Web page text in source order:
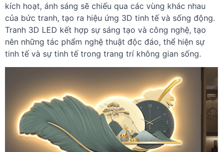
kích hoạt, ánh sáng sẽ chiếu qua các vùng khác nhau
của bức tranh, tạo ra hiệu ứng 3D tinh tế và sống động.
Tranh 3D LED kết hợp sự sáng tạo và công nghệ, tạo
nên những tác phẩm nghệ thuật độc đáo, thể hiện sự
tinh tế và sự tinh tế trong trang trí không gian sống.